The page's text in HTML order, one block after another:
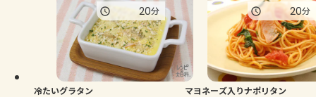
冷たいグラタン
20分
マヨネーズ入りナポリタン
20分